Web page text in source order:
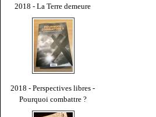
2018 - La Terre demeure
2018 - Perspectives libres -
Pourquoi combattre ?